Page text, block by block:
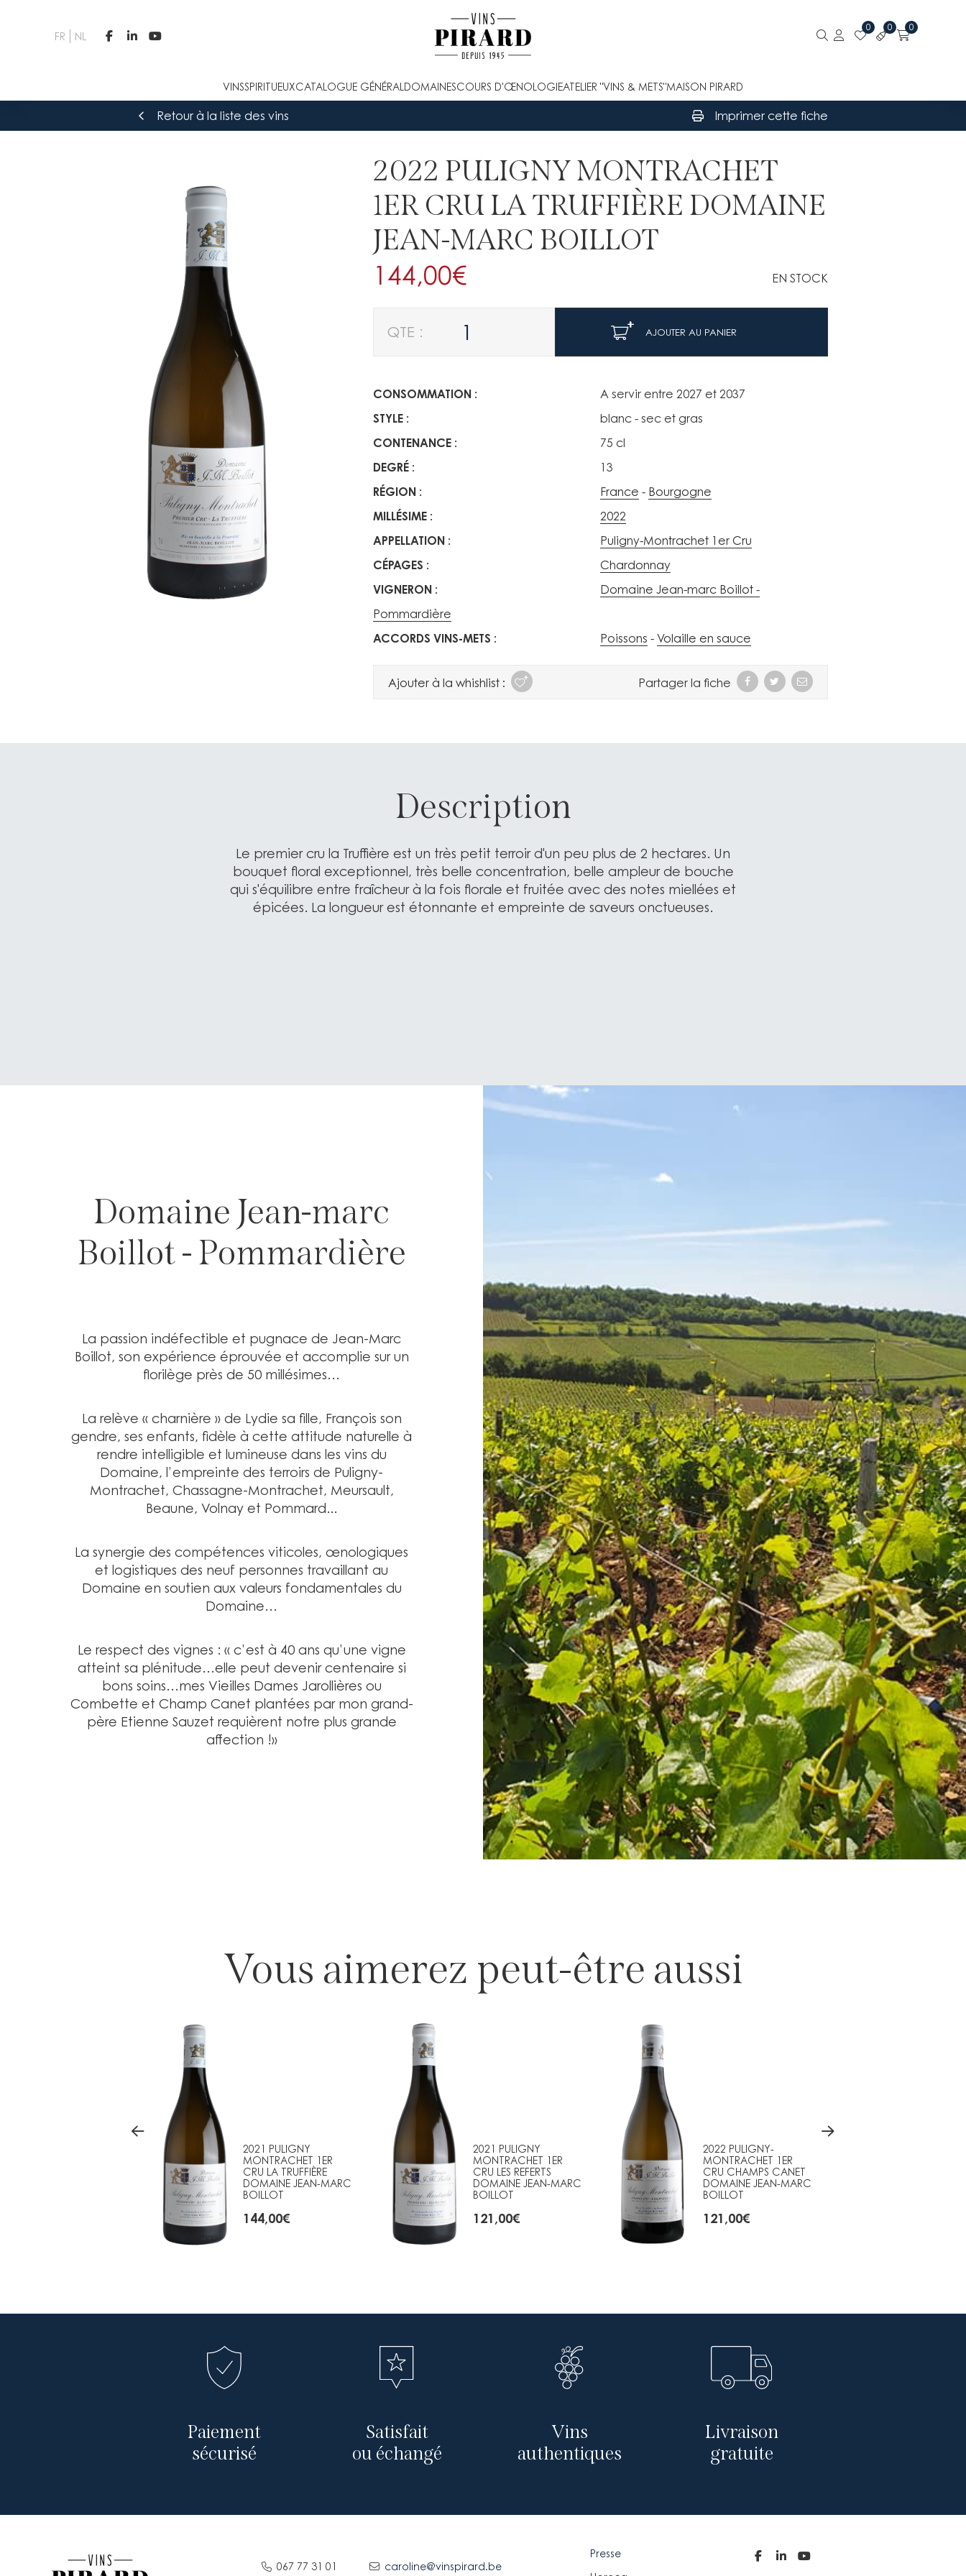
FR NL   
0 0 0
VINSSPIRITUEUXCATALOGUE GÉNÉRAL DOMAINESCOURS D'ŒNOLOGIEATELIER "VINS & METS"MAISON PIRARD
Retour à la liste des vins Imprimer cette fiche
2022 PULIGNY MONTRACHET
1ER CRU LA TRUFFIÈRE DOMAINE
JEAN-MARC BOILLOT
144,00€ EN STOCK
AJOUTER AU PANIER
CONSOMMATION
A servir entre 2027 et 2037
STYLE
blanc - sec et gras
CONTENANCE
75 cl
DEGRÉ
13
RÉGION
France
Bourgogne
MILLÉSIME
2022
APPELLATION
Puligny-Montrachet 1er Cru
CÉPAGES
Chardonnay
VIGNERON
Domaine Jean-marc Boillot -
Pommardière
ACCORDS VINS-METS
Poissons Volaille en sauce
Ajouter à la whishlist : Partager la fiche
Description
Le premier cru la Truffière est un très petit terroir d'un peu plus de 2 hectares. Un
bouquet floral exceptionnel, très belle concentration, belle ampleur de bouche
qui s'équilibre entre fraîcheur à la fois florale et fruitée avec des notes miellées et
épicées. La longueur est étonnante et empreinte de saveurs onctueuses.
Domaine Jean-marc
Boillot - Pommardière
La passion indéfectible et pugnace de Jean-Marc
Boillot, son expérience éprouvée et accomplie sur un
florilège près de 50 millésimes…
La relève « charnière » de Lydie sa fille, François son
gendre, ses enfants, fidèle à cette attitude naturelle à
rendre intelligible et lumineuse dans les vins du
Domaine, l’empreinte des terroirs de Puligny-
Montrachet, Chassagne-Montrachet, Meursault,
Beaune, Volnay et Pommard...
La synergie des compétences viticoles, œnologiques
et logistiques des neuf personnes travaillant au
Domaine en soutien aux valeurs fondamentales du
Domaine…
Le respect des vignes : « c’est à 40 ans qu’une vigne
atteint sa plénitude…elle peut devenir centenaire si
bons soins…mes Vieilles Dames Jarollières ou
Combette et Champ Canet plantées par mon grand-
père Etienne Sauzet requièrent notre plus grande
affection !»
Vous aimerez peut-être aussi
2021 PULIGNY
MONTRACHET 1ER
CRU LA TRUFFIÈRE
DOMAINE JEAN-MARC
BOILLOT
144,00€
2021 PULIGNY
MONTRACHET 1ER
CRU LES REFERTS
DOMAINE JEAN-MARC
BOILLOT
121,00€
2022 PULIGNY-
MONTRACHET 1ER
CRU CHAMPS CANET
DOMAINE JEAN-MARC
BOILLOT
121,00€
Paiement
sécurisé
Satisfait
ou échangé
Vins
authentiques
Livraison
gratuite
067 77 31 01 caroline@vinspirard.be
Presse
  